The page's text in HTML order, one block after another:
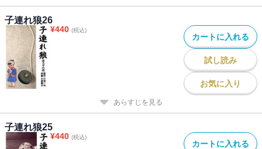
子連れ狼26
¥440 (税込)
カートに入れる
試し読み
お気に入り
あらすじを見る
子連れ狼25
¥440 (税込)
カートに入れる